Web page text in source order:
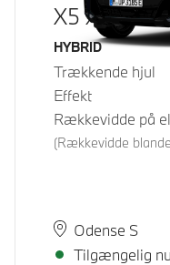
X5
Brændstof
HYBRID
Trækkende hjul
Effekt
Rækkevidde på el
(Rækkevidde
StedOdense S
Leveringstid
Tilgængelig nu